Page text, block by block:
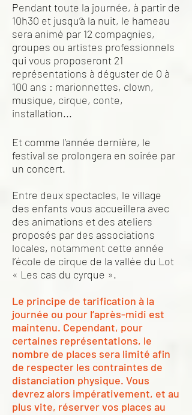
Pendant toute la journée, à partir de
10h30 et jusqu’à la nuit, le hameau
sera animé par 12 compagnies,
groupes ou artistes professionnels
qui vous proposeront 21
représentations à déguster de 0 à
100 ans : marionnettes, clown,
musique, cirque, conte,
installation...
Et comme l’année dernière, le
festival se prolongera en soirée par
un concert.
Entre deux spectacles, le village
des enfants vous accueillera avec
des animations et des ateliers
proposés par des associations
locales, notamment cette année
l’école de cirque de la vallée du Lot
« Les cas du cyrque ».
Le principe de tarification à la
journée ou pour l’après-midi est
maintenu. Cependant, pour
certaines représentations, le
nombre de places sera limité afin
de respecter les contraintes de
distanciation physique. Vous
devrez alors impérativement, et au
plus vite, réserver vos places au